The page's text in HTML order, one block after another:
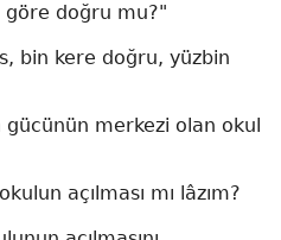
göre doğru mu?"
bin kere doğru, yüzbin
merkezi olan okul
açılması mı lâzım?